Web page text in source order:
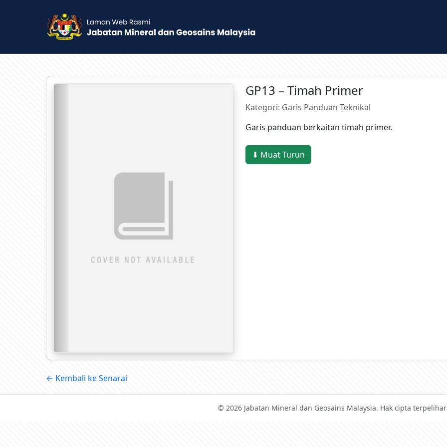
GP13 – Timah Primer
Kategori: Garis Panduan Teknikal
Garis panduan berkaitan timah primer.
⬇ Muat Turun
← Kembali ke Senarai
© 2026 Jabatan Mineral dan Geosains Malaysia. Hak cipta